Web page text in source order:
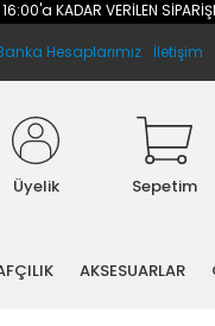
VERİLEN
Hesaplarımız İletişim
Üyelik Sepetim
AKSESUARLAR